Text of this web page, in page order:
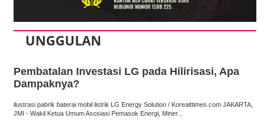
UNGGULAN
Pembatalan Investasi LG pada Hilirisasi, Apa
Dampaknya?
ilustrasi pabrik baterai mobil listrik LG Energy Solution / Koreaittimes.com JAKARTA,
JMI - Wakil Ketua Umum Asosiasi Pemasok Energi, Miner...